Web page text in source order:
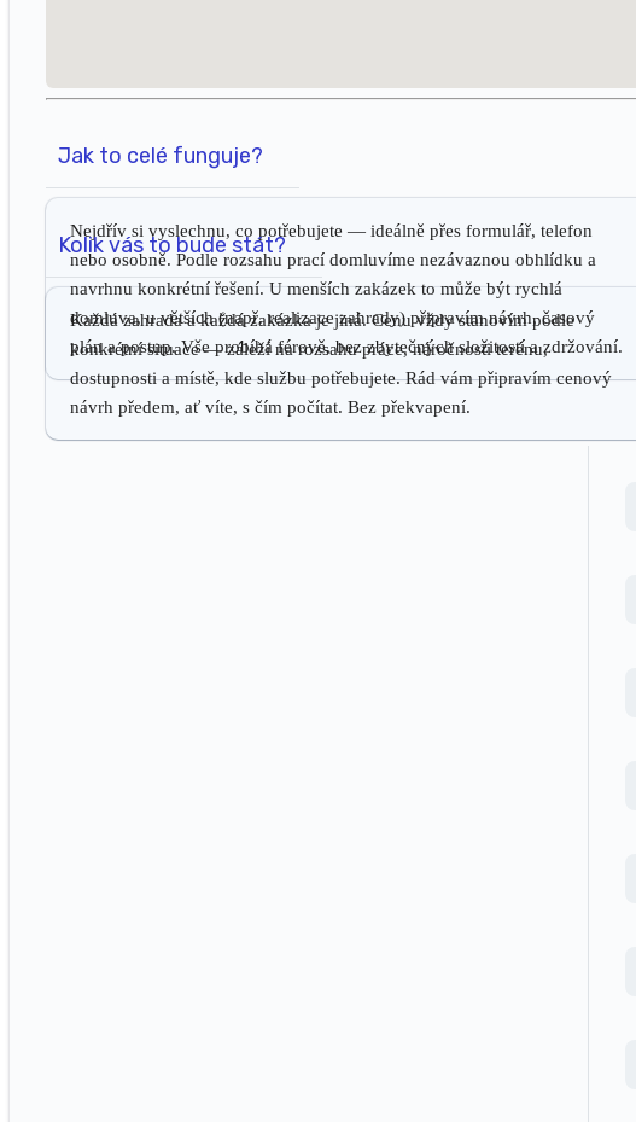
Jak to celé funguje?
Nejdřív si vyslechnu, co potřebujete — ideálně přes formulář, telefon
nebo osobně. Podle rozsahu prací domluvíme nezávaznou obhlídku a
navrhnu konkrétní řešení. U menších zakázek to může být rychlá
domluva, u větších (např. realizace zahrady) připravím návrh, časový
plán a postup. Vše probíhá férově, bez zbytečných složitostí a zdržování.
Kolik vás to bude stát?
Každá zahrada a každá zakázka je jiná. Cenu vždy stanovím podle
konkrétní situace — záleží na rozsahu práce, náročnosti terénu,
dostupnosti a místě, kde službu potřebujete. Rád vám připravím cenový
návrh předem, ať víte, s čím počítat. Bez překvapení.